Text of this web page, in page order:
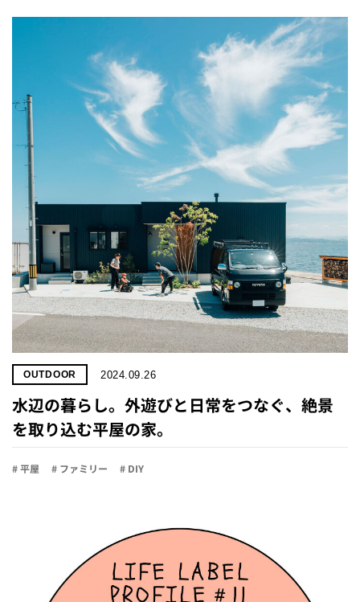
OUTDOOR 2024.09.26
水辺の暮らし。外遊びと日常をつなぐ、絶景
を取り込む平屋の家。
# 平屋 # ファミリー # DIY